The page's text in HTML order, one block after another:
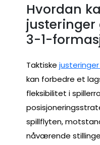
Hvordan
justeringer
3-1-
Taktiske
kan forbedre et
fleksibilitet i
spillflyten,
nåværende